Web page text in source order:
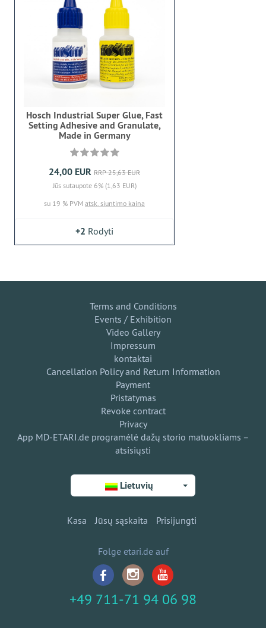
Hosch Industrial Super Glue, Fast
Setting Adhesive and Granulate,
Made in Germany
24,00 EUR RRP 25,63 EUR
Jūs sutaupote 6% (1,63 EUR)
su 19 % PVM atsk. siuntimo kaina
+2 Rodyti
Terms and Conditions
Events / Exhibition
Video Gallery
Impressum
kontaktai
Cancellation Policy and Return Information
Payment
Pristatymas
Revoke contract
Privacy
App MD-ETARI.de programėlė dažų storio matuokliams –
atsisiųsti
Lietuvių
Kasa Jūsų sąskaita Prisijungti
Folge etari.de auf
+49 711-71 94 06 98